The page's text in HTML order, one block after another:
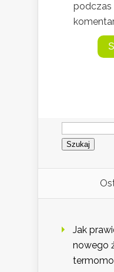
podczas
Szukaj:
Jak
nowego